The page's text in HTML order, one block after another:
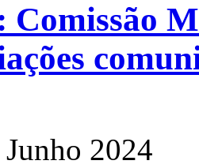
Comissão
2024